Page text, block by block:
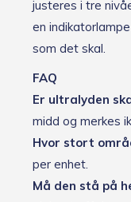
justeres i tre
en
som det skal.
FAQ
Er ultralyden
midd og merkes
Hvor stort
per enhet.
Må den stå på